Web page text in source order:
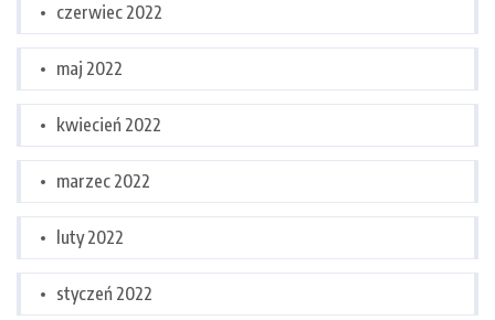
czerwiec 2022
maj 2022
kwiecień 2022
marzec 2022
luty 2022
styczeń 2022